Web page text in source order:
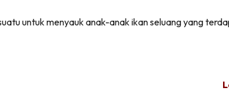
untuk menyauk anak-anak ikan seluang yang